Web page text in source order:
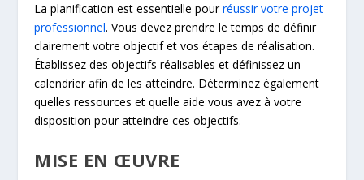
La planification est essentielle pourréussir votre projet
professionnel. Vous devez prendre le temps de définir
clairement votre objectif et vos étapes de réalisation.
Établissez des objectifs réalisables et définissez un
calendrier afin de les atteindre. Déterminez également
quelles ressources et quelle aide vous avez à votre
disposition pour atteindre ces objectifs.
MISE EN ŒUVRE